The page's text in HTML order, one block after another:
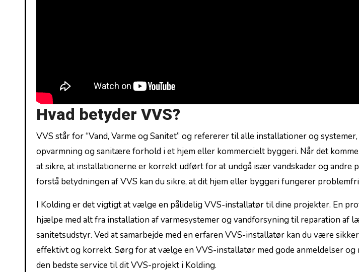
Hvad betyder VVS?
VVS står for “Vand, Varme ‍og Sanitet” og refererer til alle installationer og
opvarmning og sanitære forhold i et hjem eller kommercielt byggeri. Når det
at sikre, at ​installationerne er ⁢korrekt udført for at‌ undgå især vandskader og andre
forstå betydningen af VVS⁤ kan du ⁤sikre, at​ dit hjem eller byggeri​ fungerer
I Kolding er det vigtigt at vælge en pålidelig VVS-installatør til dine​ projekter. En
hjælpe med alt fra installation​ af varmesystemer og vandforsyning til reparation af
sanitetsudstyr.​ Ved​ at samarbejde med en erfaren VVS-installatør kan⁤ du være
effektivt og korrekt. Sørg for at vælge ‌en VVS-installatør med gode⁣ anmeldelser og
den bedste service til dit VVS-projekt i Kolding.